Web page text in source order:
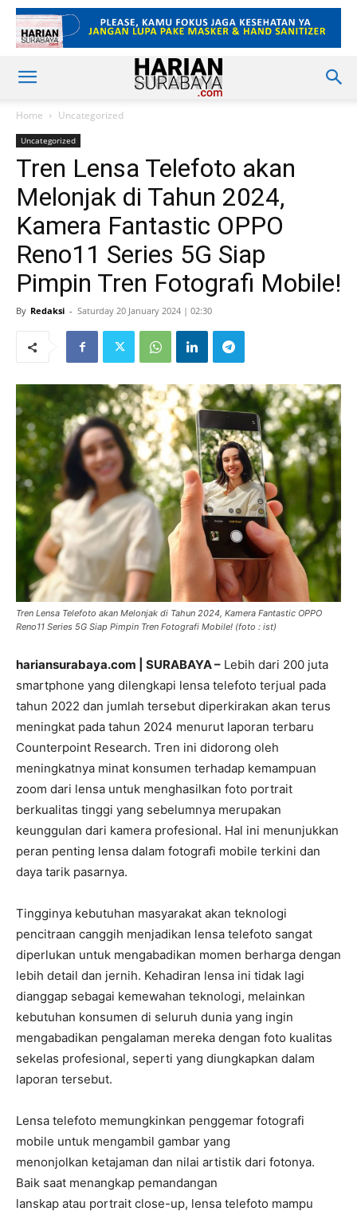
Home Uncategorized
Uncategorized
Tren Lensa Telefoto akan
Melonjak di Tahun 2024,
Kamera Fantastic OPPO
Reno11 Series 5G Siap
Pimpin Tren Fotografi Mobile!
By Redaksi - Saturday 20 January 2024 | 02:30
Tren Lensa Telefoto akan Melonjak di Tahun 2024, Kamera Fantastic OPPO
Reno11 Series 5G Siap Pimpin Tren Fotografi Mobile! (foto : ist)
hariansurabaya.com | SURABAYA – Lebih dari 200 juta
smartphone yang dilengkapi lensa telefoto terjual pada
tahun 2022 dan jumlah tersebut diperkirakan akan terus
meningkat pada tahun 2024 menurut laporan terbaru
Counterpoint Research. Tren ini didorong oleh
meningkatnya minat konsumen terhadap kemampuan
zoom dari lensa untuk menghasilkan foto portrait
berkualitas tinggi yang sebelumnya merupakan
keunggulan dari kamera profesional. Hal ini menunjukkan
peran penting lensa dalam fotografi mobile terkini dan
daya tarik pasarnya.
Tingginya kebutuhan masyarakat akan teknologi
pencitraan canggih menjadikan lensa telefoto sangat
diperlukan untuk mengabadikan momen berharga dengan
lebih detail dan jernih. Kehadiran lensa ini tidak lagi
dianggap sebagai kemewahan teknologi, melainkan
kebutuhan konsumen di seluruh dunia yang ingin
mengabadikan pengalaman mereka dengan foto kualitas
sekelas profesional, seperti yang diungkapkan dalam
laporan tersebut.
Lensa telefoto memungkinkan penggemar fotografi
mobile untuk mengambil gambar yang
menonjolkan ketajaman dan nilai artistik dari fotonya.
Baik saat menangkap pemandangan
lanskap atau portrait close-up, lensa telefoto mampu